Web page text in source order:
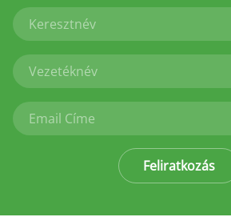
Feliratkozás